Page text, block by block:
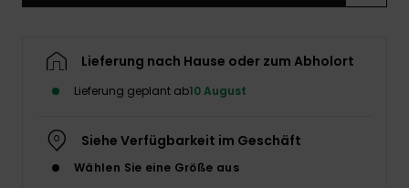
Lieferung nach Hause oder zum Abholort
Lieferung geplant ab10 August
Siehe Verfügbarkeit im Geschäft
Wählen Sie eine Größe aus